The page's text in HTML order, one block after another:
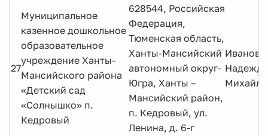
27
Муниципальное
казенное дошкольное
образовательное
учреждение Ханты-
Мансийского района
«Детский сад
«Солнышко» п.
Кедровый
628544, Российская
Федерация,
Тюменская область,
Ханты-Мансийский
автономный округ-
Югра, Ханты –
Мансийский район,
п. Кедровый, ул.
Ленина, д. 6-г
Иванова
Надежда